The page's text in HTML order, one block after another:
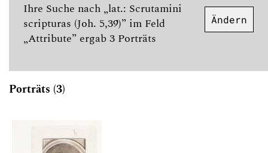
Ihre Suche nach „lat.: Scrutamini
scripturas (Joh. 5,39)” im Feld
„Attribute” ergab 3 Porträts
Ändern
Porträts (3)